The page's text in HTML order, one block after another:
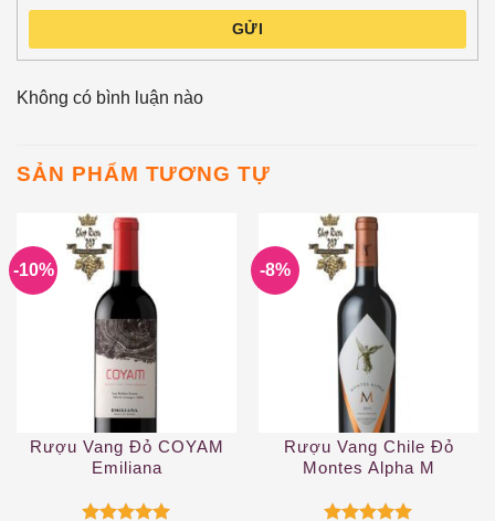
GỬI
Không có bình luận nào
SẢN PHẨM TƯƠNG TỰ
-10%
Rượu Vang Đỏ COYAM
Emiliana
-8%
Rượu Vang Chile Đỏ
Montes Alpha M